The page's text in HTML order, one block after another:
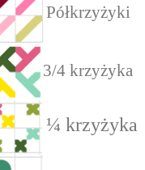
Półkrzyżyki
3/4 krzyżyka
¼ krzyżyka